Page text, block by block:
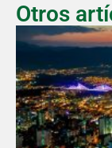
Otros